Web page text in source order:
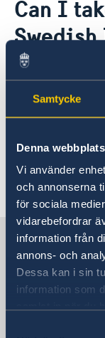
Samtycke
Denna
Vi använder
och annonserna
för sociala
vidarebefordrar
information från
annons- och
Dessa kan i sin
information som
About us
Migration and
Procurement
Questions and
Vacancies
Embassy staff
Current
News
Quiz Makerere
Calendar
Can I
Swedish
Yes, but only
The Swedish
websitehttp://
Last updated 19
Sweden
Embassy